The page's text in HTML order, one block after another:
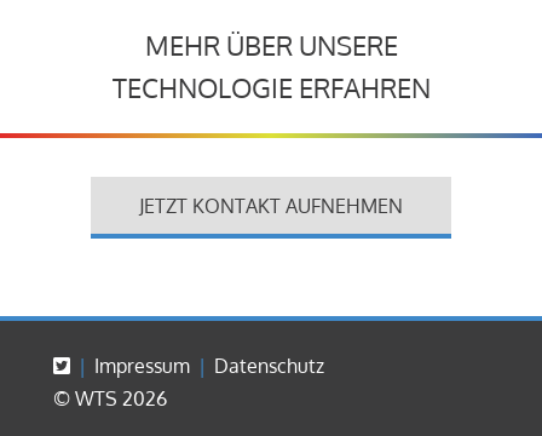
MEHR ÜBER UNSERE
TECHNOLOGIE ERFAHREN
JETZT KONTAKT AUFNEHMEN
Impressum
Datenschutz
© WTS 2026